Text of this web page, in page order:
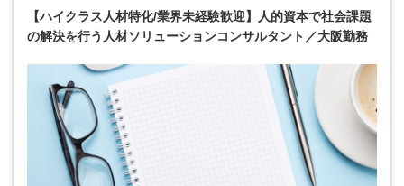
【ハイクラス人材特化/業界未経験歓迎】人的資本で社会課題
の解決を行う人材ソリューションコンサルタント／大阪勤務